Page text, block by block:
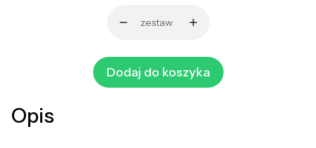
zestaw
Dodaj do koszyka
Opis